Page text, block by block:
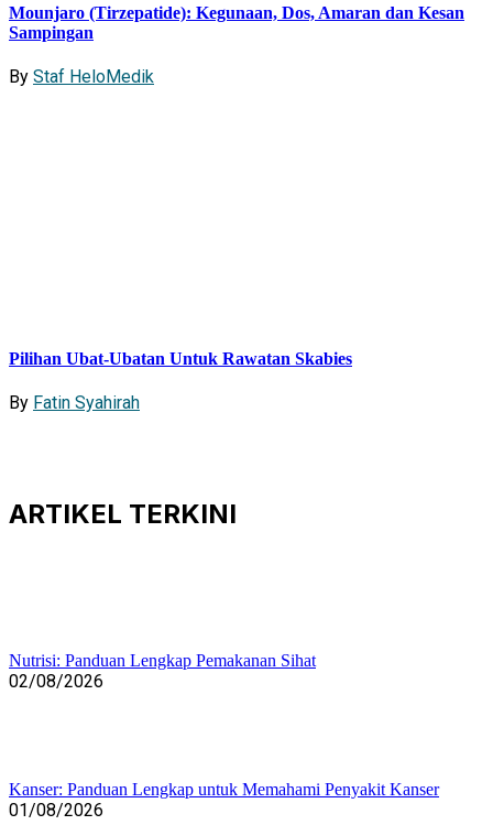
Mounjaro (Tirzepatide): Kegunaan, Dos, Amaran dan Kesan
Sampingan
By Staf HeloMedik
Pilihan Ubat-Ubatan Untuk Rawatan Skabies
By Fatin Syahirah
ARTIKEL TERKINI
Nutrisi: Panduan Lengkap Pemakanan Sihat
02/08/2026
Kanser: Panduan Lengkap untuk Memahami Penyakit Kanser
01/08/2026